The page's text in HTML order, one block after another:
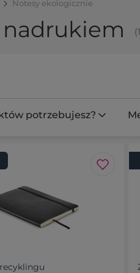
Notesy ekologicznie
potrzebujesz?